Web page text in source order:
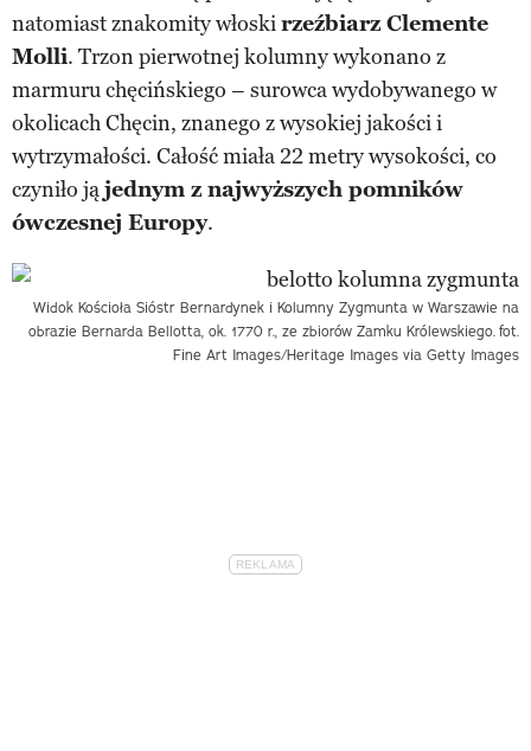
natomiast znakomity włoskirzeźbiarz Clemente
Molli. Trzon pierwotnej kolumny wykonano z
marmuru chęcińskiego – surowca wydobywanego w
okolicach Chęcin, znanego z wysokiej jakości i
wytrzymałości. Całość miała 22 metry wysokości, co
czyniło jąjednym z najwyższych pomników
ówczesnej Europy.
Widok Kościoła Sióstr Bernardynek i Kolumny Zygmunta w Warszawie na
obrazie Bernarda Bellotta, ok. 1770 r., ze zbiorów Zamku Królewskiego. fot.
Fine Art Images/Heritage Images via Getty Images